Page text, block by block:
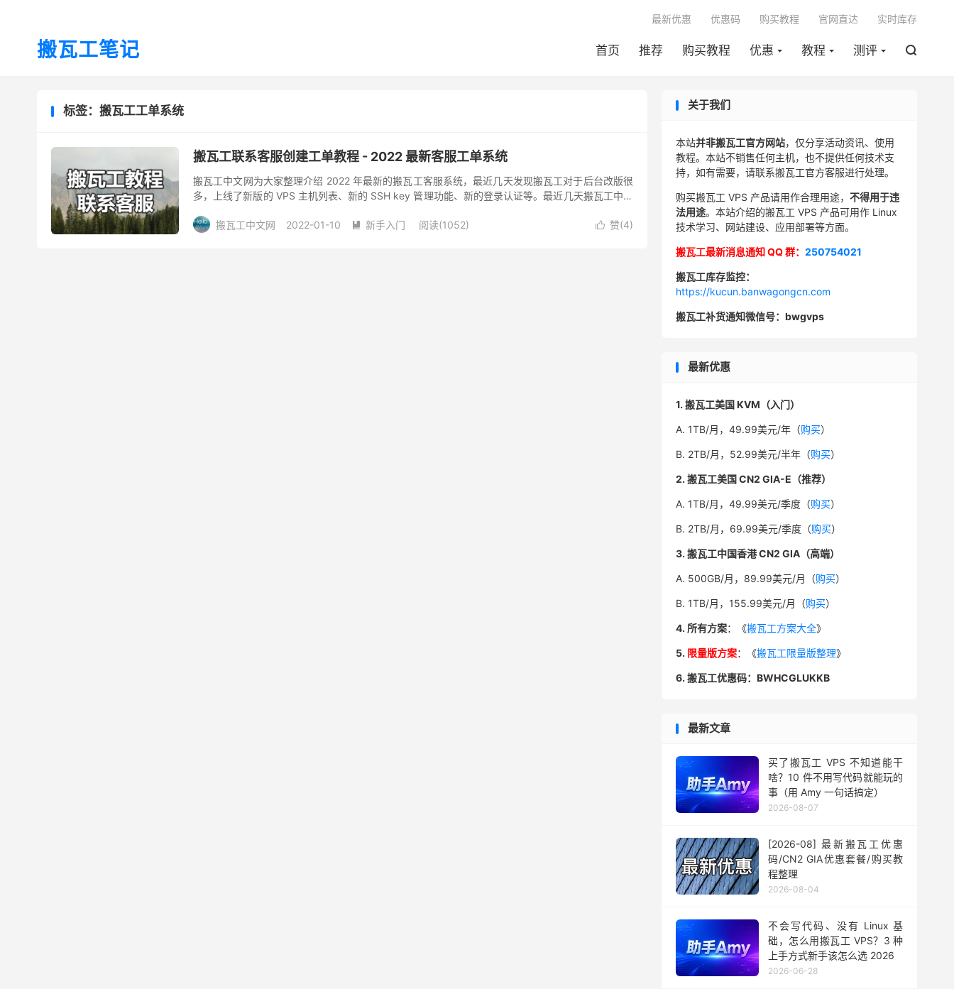
搬瓦工笔记 首页 推荐 购买教程 优惠 教程 测评 
最新优惠 优惠码 购买教程 官网直达 实时库存
标签：搬瓦工工单系统
搬瓦工联系客服创建工单教程 - 2022 最新客服工单系统
搬瓦工中文网为大家整理介绍 2022 年最新的搬瓦工客服系统，最近几天发现搬瓦工对于后台改版很
多，上线了新版的 VPS 主机列表、新的 SSH key 管理功能、新的登录认证等。最近几天搬瓦工中文
搬瓦工中文网
2022-01-10  新手入门 阅读(1052)  赞(4)
关于我们
本站并非搬瓦工官方网站，仅分享活动资讯、使用
教程。本站不销售任何主机，也不提供任何技术支
持，如有需要，请联系搬瓦工官方客服进行处理。
购买搬瓦工 VPS 产品请用作合理用途， 不得用于违
法用途。本站介绍的搬瓦工 VPS 产品可用作 Linux
技术学习、网站建设、应用部署等方面。
搬瓦工最新消息通知 QQ 群： 250754021
搬瓦工库存监控：
https://kucun.banwagongcn.com
搬瓦工补货通知微信号：bwgvps
最新优惠
1. 搬瓦工美国 KVM（入门）
A. 1TB/月，49.99美元/年（购买）
B. 2TB/月，52.99美元/半年（购买）
2. 搬瓦工美国 CN2 GIA-E（推荐）
A. 1TB/月，49.99美元/季度（购买）
B. 2TB/月，69.99美元/季度（购买）
3. 搬瓦工中国香港 CN2 GIA（高端）
A. 500GB/月，89.99美元/月（购买）
B. 1TB/月，155.99美元/月（购买）
4. 所有方案：《搬瓦工方案大全》
5. 限量版方案：《搬瓦工限量版整理》
6. 搬瓦工优惠码：BWHCGLUKKB
最新文章
买了搬瓦工 VPS 不知道能干
啥？10 件不用写代码就能玩的
事（用 Amy 一句话搞定）
2026-08-07
[2026-08] 最新搬瓦工优惠
码/CN2 GIA优惠套餐/购买教
程整理
2026-08-04
不会写代码、没有 Linux 基
础，怎么用搬瓦工 VPS？3 种
上手方式新手该怎么选 2026
2026-06-28